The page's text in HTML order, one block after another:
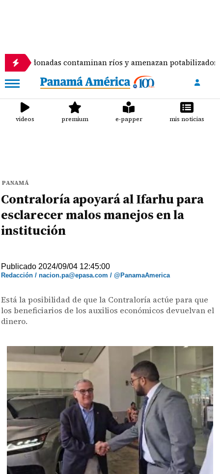
contaminan ríos y amenazan potabilizadora en La
videos premium e-papper mis noticias
PANAMÁ
Contraloría apoyará al Ifarhu para
esclarecer malos manejos en la
institución
Publicado 2024/09/04 12:45:00
Redacción / nacion.pa@epasa.com / @PanamaAmerica
Está la posibilidad de que la Contraloría actúe para que
los beneficiarios de los auxilios económicos devuelvan el
dinero.